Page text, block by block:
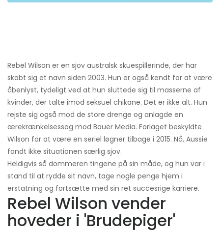
Rebel Wilson er en sjov australsk skuespillerinde, der har
skabt sig et navn siden 2003. Hun er også kendt for at være
åbenlyst, tydeligt ved at hun sluttede sig til masserne af
kvinder, der talte imod seksuel chikane. Det er ikke alt. Hun
rejste sig også mod de store drenge og anlagde en
ærekrænkelsessag mod Bauer Media. Forlaget beskyldte
Wilson for at være en seriel løgner tilbage i 2015. Nå, Aussie
fandt ikke situationen særlig sjov.
Heldigvis så dommeren tingene på sin måde, og hun var i
stand til at rydde sit navn, tage nogle penge hjem i
erstatning og fortsætte med sin ret succesrige karriere.
Rebel Wilson vender
hoveder i 'Brudepiger'